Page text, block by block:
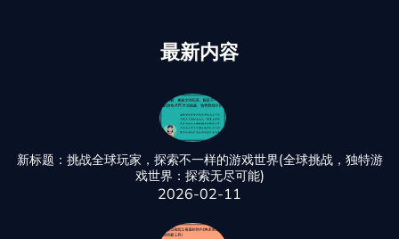
最新内容
新标题：挑战全球玩家，探索不一样的游戏世界(全球挑战，独特游
戏世界：探索无尽可能)
2026-02-11